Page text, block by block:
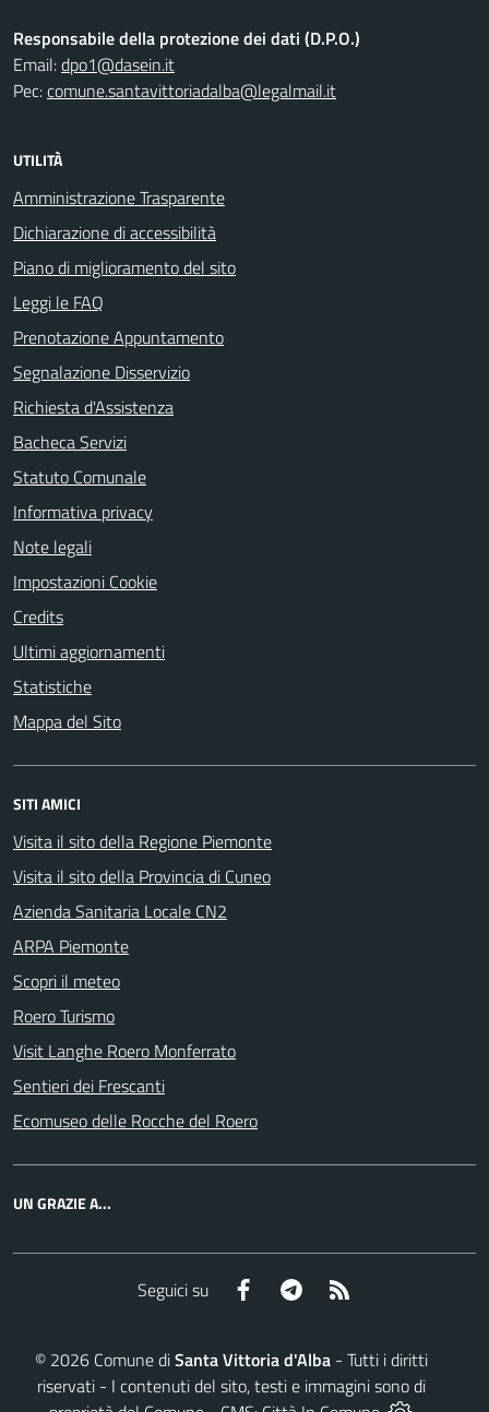
Responsabile della protezione dei dati (D.P.O.)
Email:dpo1@dasein.it
Pec:comune.santavittoriadalba@legalmail.it
UTILITÀ
Amministrazione Trasparente
Dichiarazione di accessibilità
Piano di miglioramento del sito
Leggi le FAQ
Prenotazione Appuntamento
Segnalazione Disservizio
Richiesta d'Assistenza
Bacheca Servizi
Statuto Comunale
Informativa privacy
Note legali
Impostazioni Cookie
Credits
Ultimi aggiornamenti
Statistiche
Mappa del Sito
SITI AMICI
Visita il sito della Regione Piemonte
Visita il sito della Provincia di Cuneo
Azienda Sanitaria Locale CN2
ARPA Piemonte
Scopri il meteo
Roero Turismo
Visit Langhe Roero Monferrato
Sentieri dei Frescanti
Ecomuseo delle Rocche del Roero
UN GRAZIE A...
Seguici su Facebook Telegram
© 2026 Comune diSanta Vittoria d'Alba - Tutti i diritti
riservati - I contenuti del sito, testi e immagini sono di